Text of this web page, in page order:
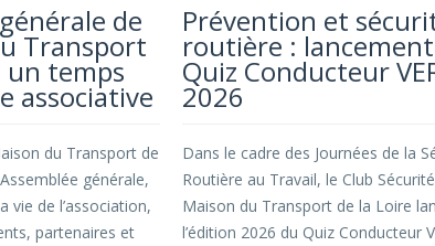
de
Transport
un temps
associative
du Transport de
générale,
vie de l’association,
partenaires et
Prévention et
routière :
Quiz Conducteur
2026
Dans le cadre des Journées de la
Routière au Travail, le Club
Maison du Transport de la Loire
l’édition 2026 du Quiz Conducteur